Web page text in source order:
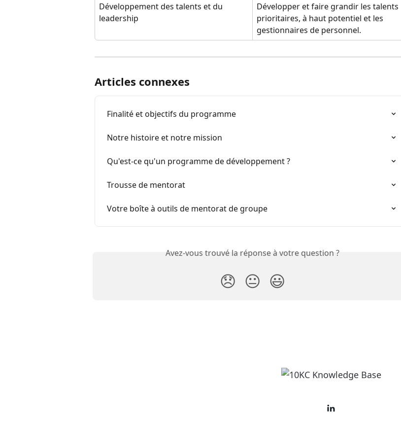
Développement des talents et du
leadership
Développer et faire grandir les talents
prioritaires, à haut potentiel et les
gestionnaires de personnel.
Articles connexes
Finalité et objectifs du programme
Notre histoire et notre mission
Qu'est-ce qu'un programme de développement ?
Trousse de mentorat
Votre boîte à outils de mentorat de groupe
Avez-vous trouvé la réponse à votre question ?
😞 😐 😃